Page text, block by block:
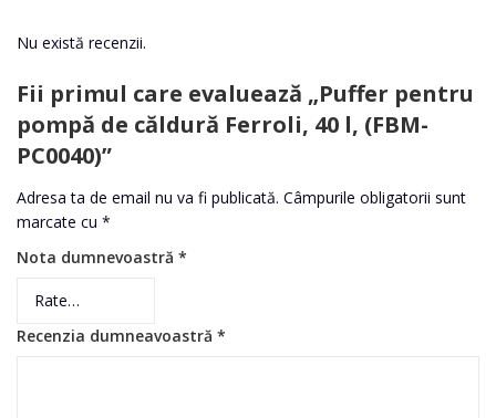
Nu există recenzii.
Fii primul care evaluează „Puffer pentru
pompă de căldură Ferroli, 40 l, (FBM-
PC0040)”
Adresa ta de email nu va fi publicată. Câmpurile obligatorii sunt
marcate cu *
Nota dumnevoastră *
Recenzia dumneavoastră *